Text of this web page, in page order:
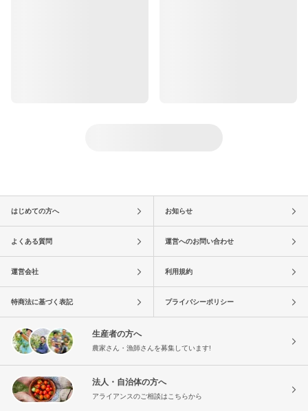
はじめての方へ お知らせ
よくある質問 運営へのお問い合わせ
運営会社 利用規約
特商法に基づく表記 プライバシーポリシー
生産者の方へ
農家さん・漁師さんを募集しています!
法人・自治体の方へ
アライアンスのご相談はこちらから